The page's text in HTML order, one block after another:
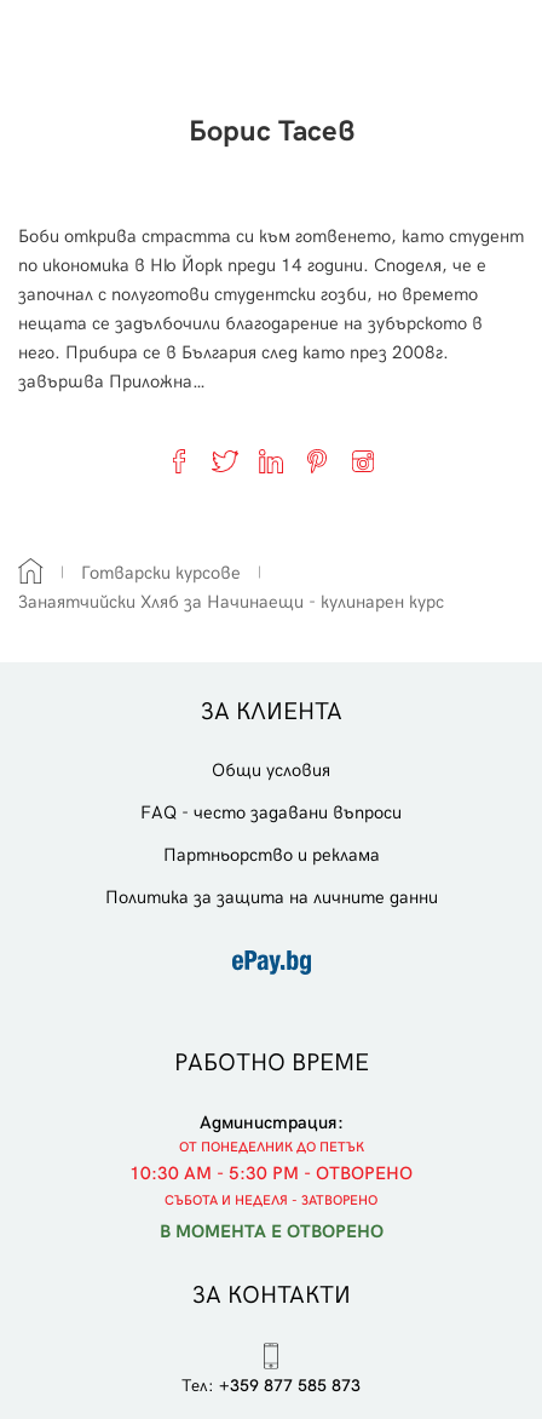
Борис Тасев
Боби открива страстта си към готвенето, като студент
по икономика в Ню Йорк преди 14 години. Споделя, че е
започнал с полуготови студентски гозби, но времето
нещата се задълбочили благодарение на зубърското в
него. Прибира се в България след като през 2008г.
завършва Приложна…
Готварски курсове
Занаятчийски Хляб за Начинаещи - кулинарен курс
ЗА КЛИЕНТА
Общи условия
FAQ - често задавани въпроси
Партньорство и реклама
Политика за защита на личните данни
РАБОТНО ВРЕМЕ
Администрация:
ОТ ПОНЕДЕЛНИК ДО ПЕТЪК
10:30 AM - 5:30 PM - ОТВОРЕНО
СЪБОТА И НЕДЕЛЯ - ЗАТВОРЕНО
В МОМЕНТА Е ОТВОРЕНО
ЗА КОНТАКТИ
Тел: +359 877 585 873